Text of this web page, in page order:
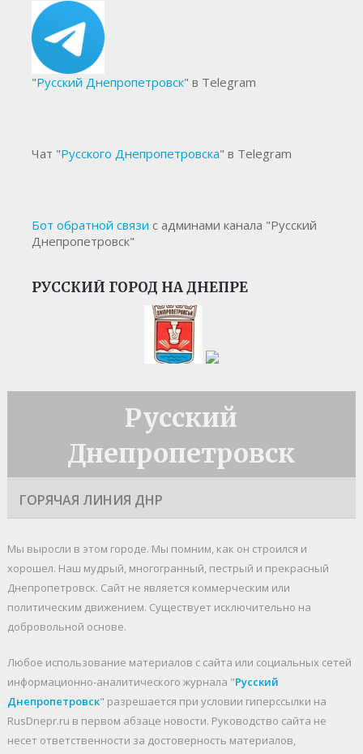
"Русский Днепропетровск" в Telegram
Чат "Русского Днепропетровска" в Telegram
Бот обратной связи с админами канала "Русский
Днепропетровск"
РУССКИЙ ГОРОД НА ДНЕПРЕ
Русский
Днепропетровск
ГОРЯЧАЯ ЛИНИЯ ДНР
Мы выросли в этом городе. Мы помним, как он строился и
хорошел. Наш мудрый, многогранный, пестрый и прекрасный
Днепропетровск. Cайт не является коммерческим или
политическим движением. Существует исключительно на
добровольной основе.
Любое использование материалов c сайта или социальных сетей
информационно-аналитического журнала "Русский
Днепропетровск" разрешается при условии гиперссылки на
RusDnepr.ru в первом абзаце новости. Руководство сайта не
несет ответственности за достоверность материалов,